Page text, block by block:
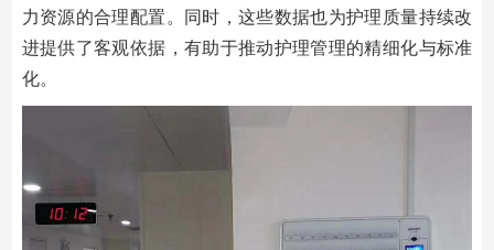
力资源的合理配置。同时，这些数据也为护理质量持续改
进提供了客观依据，有助于推动护理管理的精细化与标准
化。